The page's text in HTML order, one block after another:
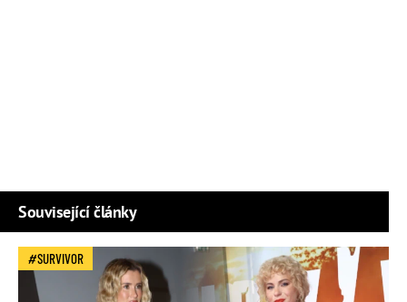
Související články
SURVIVOR